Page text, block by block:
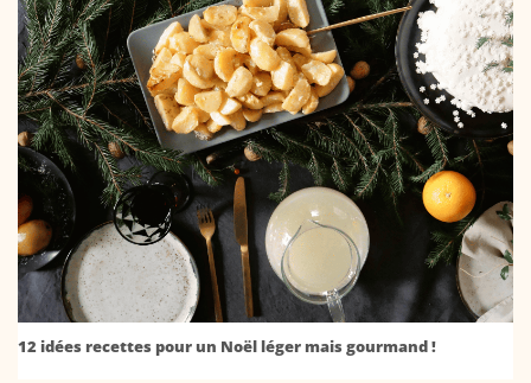
12 idées recettes pour un Noël léger mais gourmand !